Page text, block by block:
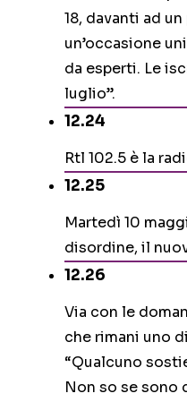
18, davanti ad
un’occasione
da esperti. Le
luglio”.
12.24
Rtl 102.5 è la
12.25
Martedì 10
disordine, il
12.26
Via con le
che rimani uno
“Qualcuno
Non so se sono